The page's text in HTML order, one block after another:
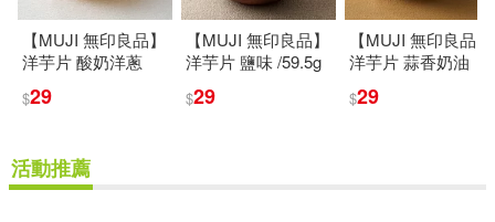
【MUJI 無印良品】
洋芋片 酸奶洋蔥
$29
【MUJI 無印良品】
洋芋片 鹽味 /59.5g
$29
【MUJI 無印良品】
洋芋片 蒜香奶油
$29
活動推薦